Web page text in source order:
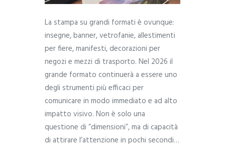
La stampa su grandi formati è ovunque:
insegne, banner, vetrofanie, allestimenti
per fiere, manifesti, decorazioni per
negozi e mezzi di trasporto. Nel 2026 il
grande formato continuerà a essere uno
degli strumenti più efficaci per
comunicare in modo immediato e ad alto
impatto visivo. Non è solo una
questione di “dimensioni”, ma di capacità
di attirare l’attenzione in pochi secondi…